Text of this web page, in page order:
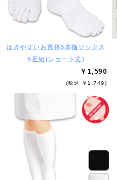
はきやすいお買得5本指ソックス
5足組(ショート丈)
￥1,590
(税込 ￥1,749)